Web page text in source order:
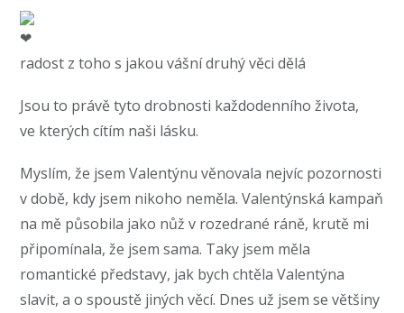
radost z toho s jakou vášní druhý věci dělá
Jsou to právě tyto drobnosti každodenního života,
ve kterých cítím naši lásku.
Myslím, že jsem Valentýnu věnovala nejvíc pozornosti
v době, kdy jsem nikoho neměla. Valentýnská kampaň
na mě působila jako nůž v rozedrané ráně, krutě mi
připomínala, že jsem sama. Taky jsem měla
romantické představy, jak bych chtěla Valentýna
slavit, a o spoustě jiných věcí. Dnes už jsem se většiny